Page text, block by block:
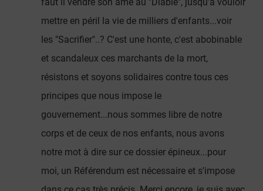
mettre en péril la vie de milliers d'enfants...voir
les "Sacrifier"..? C'est une honte, c'est abobinable
et scandaleux ces marchants de la mort,
résistons et soyons solidaires contre tous ces
principes que nous impose le
gouvernement...nous sommes libre de notre
corps et de ceux de nos enfants, nous avons
notre mot à dire sur ce dossier épineux...pour
moi, un Référendum est nécessaire et s'impose